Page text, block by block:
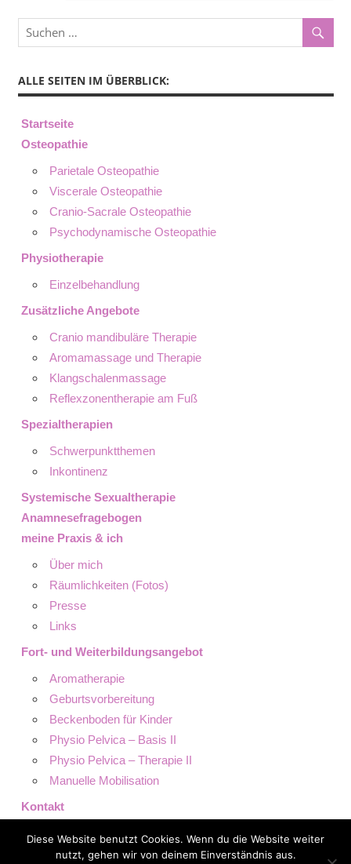
ALLE SEITEN IM ÜBERBLICK:
Startseite
Osteopathie
Parietale Osteopathie
Viscerale Osteopathie
Cranio-Sacrale Osteopathie
Psychodynamische Osteopathie
Physiotherapie
Einzelbehandlung
Zusätzliche Angebote
Cranio mandibuläre Therapie
Aromamassage und Therapie
Klangschalenmassage
Reflexzonentherapie am Fuß
Spezialtherapien
Schwerpunktthemen
Inkontinenz
Systemische Sexualtherapie
Anamnesefragebogen
meine Praxis & ich
Über mich
Räumlichkeiten (Fotos)
Presse
Links
Fort- und Weiterbildungsangebot
Aromatherapie
Geburtsvorbereitung
Beckenboden für Kinder
Physio Pelvica – Basis II
Physio Pelvica – Therapie II
Manuelle Mobilisation
Kontakt
Impressum
Diese Website benutzt Cookies. Wenn du die Website weiter
nutzt, gehen wir von deinem Einverständnis aus.